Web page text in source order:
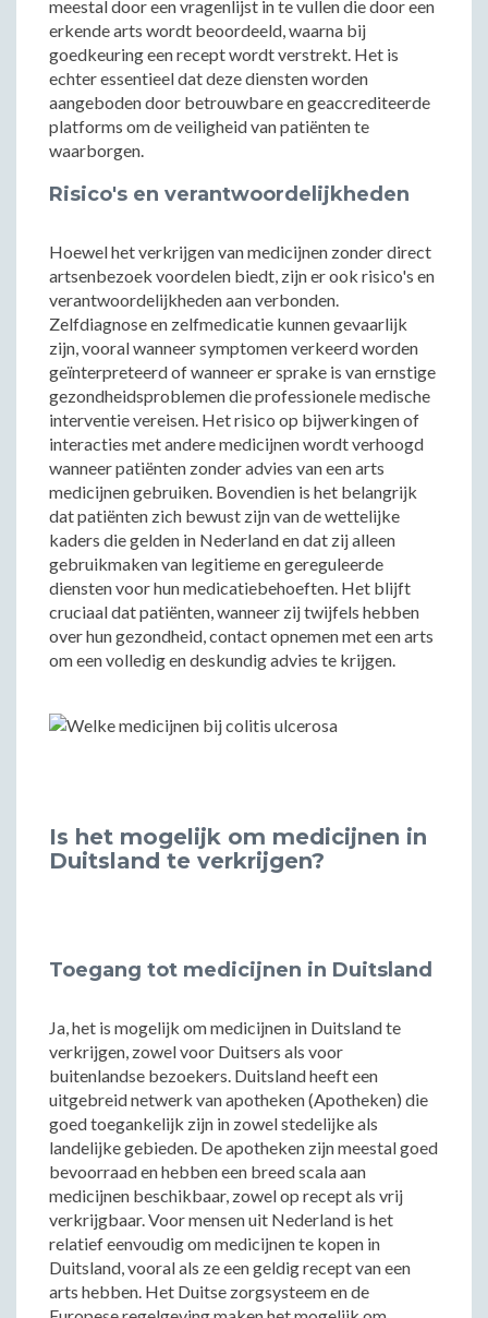
meestal door een vragenlijst in te vullen die door een
erkende arts wordt beoordeeld, waarna bij
goedkeuring een recept wordt verstrekt. Het is
echter essentieel dat deze diensten worden
aangeboden door betrouwbare en geaccrediteerde
platforms om de veiligheid van patiënten te
waarborgen.
Risico's en verantwoordelijkheden
Hoewel het verkrijgen van medicijnen zonder direct
artsenbezoek voordelen biedt, zijn er ook risico's en
verantwoordelijkheden aan verbonden.
Zelfdiagnose en zelfmedicatie kunnen gevaarlijk
zijn, vooral wanneer symptomen verkeerd worden
geïnterpreteerd of wanneer er sprake is van ernstige
gezondheidsproblemen die professionele medische
interventie vereisen. Het risico op bijwerkingen of
interacties met andere medicijnen wordt verhoogd
wanneer patiënten zonder advies van een arts
medicijnen gebruiken. Bovendien is het belangrijk
dat patiënten zich bewust zijn van de wettelijke
kaders die gelden in Nederland en dat zij alleen
gebruikmaken van legitieme en gereguleerde
diensten voor hun medicatiebehoeften. Het blijft
cruciaal dat patiënten, wanneer zij twijfels hebben
over hun gezondheid, contact opnemen met een arts
om een volledig en deskundig advies te krijgen.
Is het mogelijk om medicijnen in
Duitsland te verkrijgen?
Toegang tot medicijnen in Duitsland
Ja, het is mogelijk om medicijnen in Duitsland te
verkrijgen, zowel voor Duitsers als voor
buitenlandse bezoekers. Duitsland heeft een
uitgebreid netwerk van apotheken (Apotheken) die
goed toegankelijk zijn in zowel stedelijke als
landelijke gebieden. De apotheken zijn meestal goed
bevoorraad en hebben een breed scala aan
medicijnen beschikbaar, zowel op recept als vrij
verkrijgbaar. Voor mensen uit Nederland is het
relatief eenvoudig om medicijnen te kopen in
Duitsland, vooral als ze een geldig recept van een
arts hebben. Het Duitse zorgsysteem en de